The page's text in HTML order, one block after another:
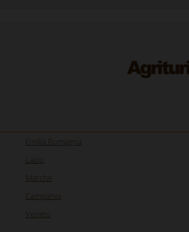
Emilia Romagna
Lazio
Marche
Campania
Veneto